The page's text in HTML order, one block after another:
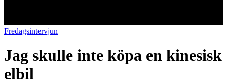
Fredagsintervjun
Jag skulle inte köpa en kinesisk
elbil